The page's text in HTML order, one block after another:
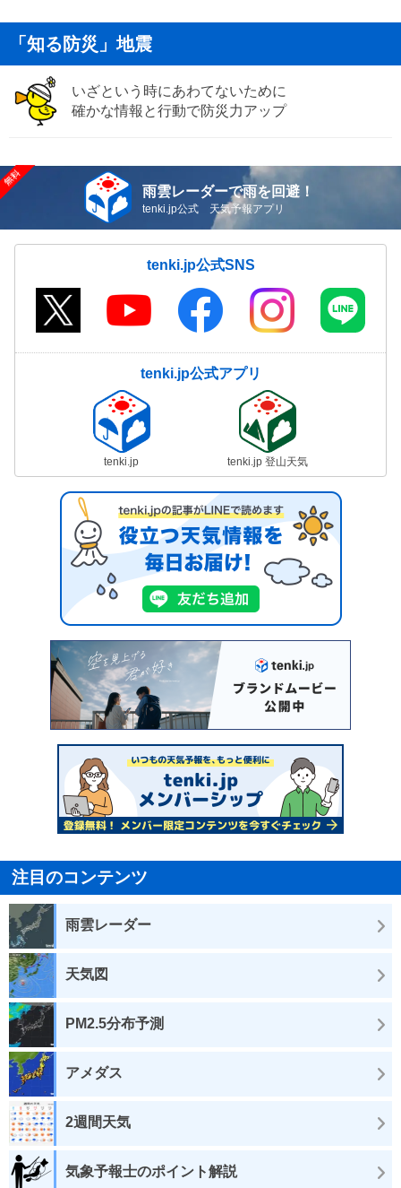
「知る防災」地震
いざという時にあわてないために
確かな情報と行動で防災力アップ
雨雲レーダーで雨を回避！
tenki.jp公式 天気予報アプリ
tenki.jp公式SNS
tenki.jp公式アプリ
tenki.jp tenki.jp 登山天気
注目のコンテンツ
雨雲レーダー
天気図
PM2.5分布予測
アメダス
2週間天気
気象予報士のポイント解説